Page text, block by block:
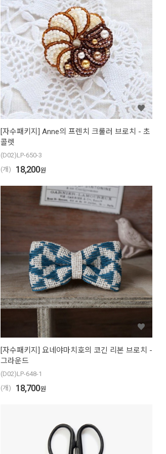
[자수패키지] Anne의 프렌치 크룰러 브로치 - 초
콜렛
(D02)LP-650-3
(개)
18,200원
[자수패키지] 요네야마치호의 코긴 리본 브로치 -
그라운드
(D02)LP-648-1
(개)
18,700원